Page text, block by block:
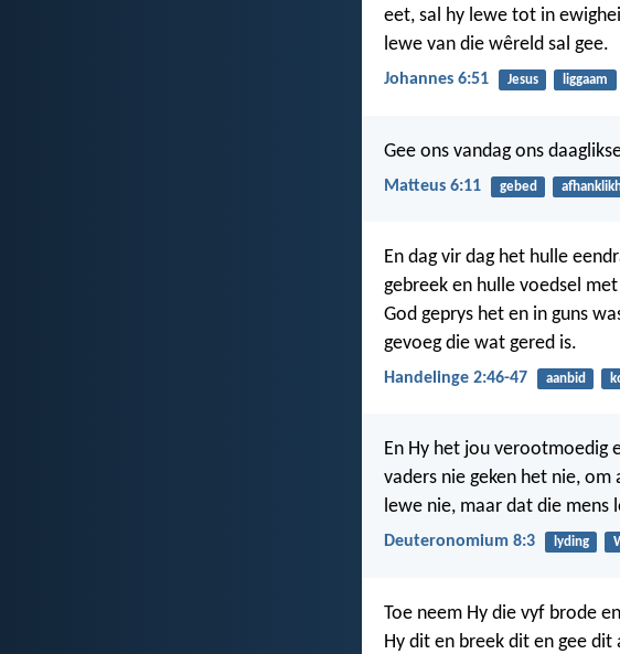
eet, sal hy lewe tot in
lewe van die wêreld sal gee.
Johannes 6:51 Jesus liggaam
Gee ons vandag ons
Matteus 6:11 gebed
En dag vir dag het hulle
gebreek en hulle voedsel
God geprys het en in guns
gevoeg die wat gered is.
Handelinge 2:46-47 aanbid
En Hy het jou verootmoedig
vaders nie geken het nie,
lewe nie, maar dat die mens
Deuteronomium 8:3 lyding
Toe neem Hy die vyf brode
Hy dit en breek dit en gee